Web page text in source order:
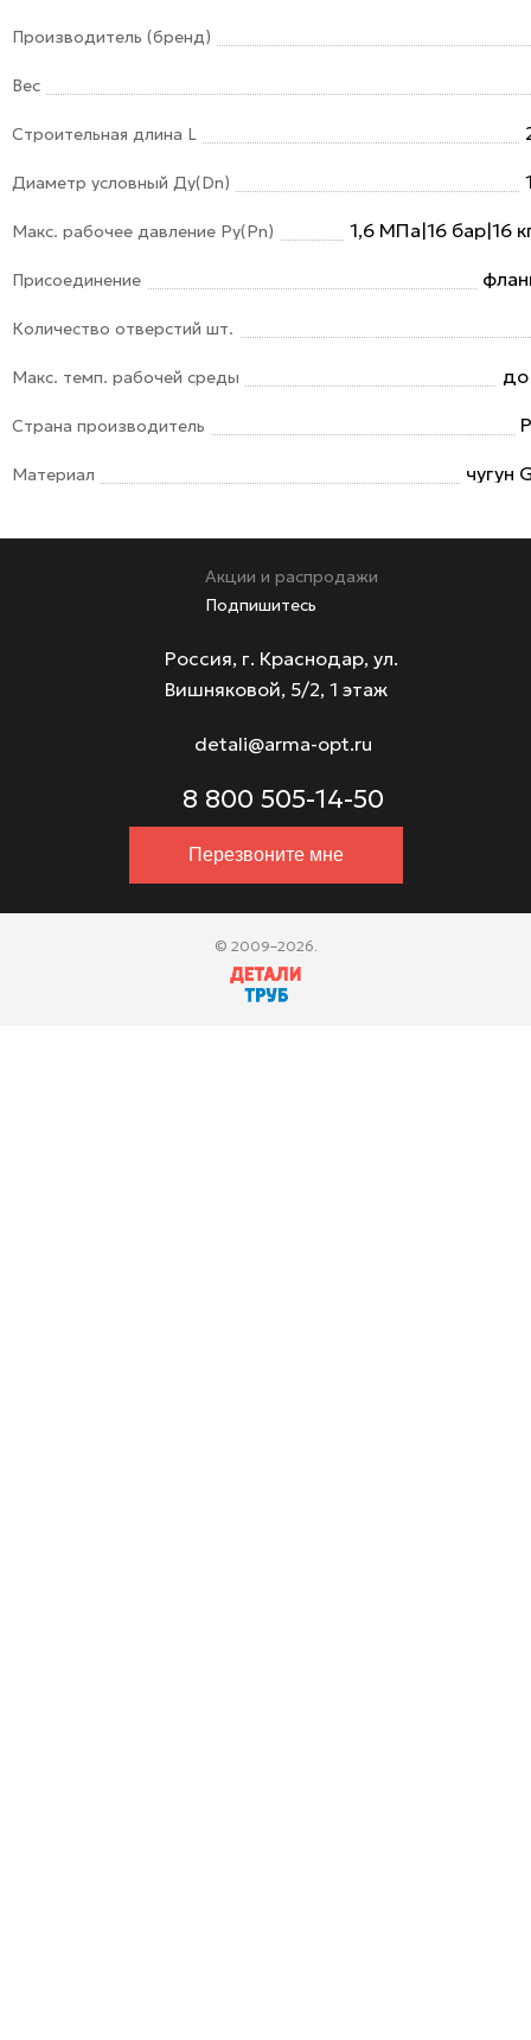
Производитель (бренд)
Вес
Строительная длина L
Диаметр условный Ду(Dn)
Макс. рабочее давление Ру(Pn) 1,6 МПа|16 бар|16
Присоединение
Количество отверстий шт.
Макс. темп. рабочей среды до
Страна производитель
Материал чугун
Акции и распродажи
Подпишитесь
Россия, г. Краснодар, ул.
Вишняковой, 5/2, 1 этаж
detali@arma-opt.ru
8 800 505-14-50
Перезвоните мне
© 2009–2026.